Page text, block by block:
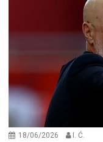
18/06/2026 I. Ć.